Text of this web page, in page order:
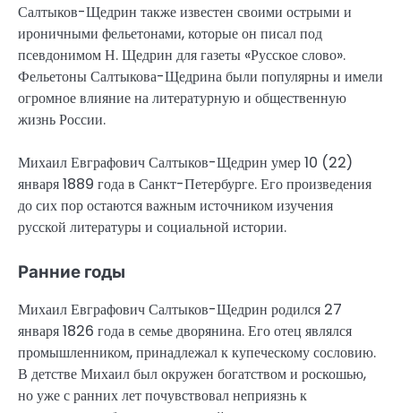
Салтыков-Щедрин также известен своими острыми и
ироничными фельетонами, которые он писал под
псевдонимом Н. Щедрин для газеты «Русское слово».
Фельетоны Салтыкова-Щедрина были популярны и имели
огромное влияние на литературную и общественную
жизнь России.
Михаил Евграфович Салтыков-Щедрин умер 10 (22)
января 1889 года в Санкт-Петербурге. Его произведения
до сих пор остаются важным источником изучения
русской литературы и социальной истории.
Ранние годы
Михаил Евграфович Салтыков-Щедрин родился 27
января 1826 года в семье дворянина. Его отец являлся
промышленником, принадлежал к купеческому сословию.
В детстве Михаил был окружен богатством и роскошью,
но уже с ранних лет почувствовал неприязнь к